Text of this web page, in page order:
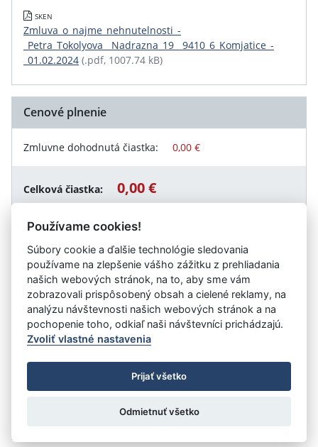
SKEN
Zmluva_o_najme_nehnutelnosti_-
_Petra_Tokolyova__Nadrazna_19__9410_6_Komjatice_-
_01.02.2024 (.pdf, 1007.74 kB)
Cenové plnenie
Zmluvne dohodnutá čiastka: 0,00 €
Celková čiastka: 0,00 €
Návrat späť
Vystavil:Spojená škola, Nitra, Slančíkovej 2
Úrad vlády SR
- Všetky práva vyhradené
Prehlásenie o prístupnosti
Zmluvy do 31.12.2010
Nastavenia cookies
: Aglo Solutions
Používame cookies!
Súbory cookie a ďalšie technológie sledovania
používame na zlepšenie vášho zážitku z prehliadania
našich webových stránok, na to, aby sme vám
zobrazovali prispôsobený obsah a cielené reklamy, na
analýzu návštevnosti našich webových stránok a na
pochopenie toho, odkiaľ naši návštevníci prichádzajú.
Zvoliť vlastné nastavenia
Prijať všetko
Odmietnuť všetko